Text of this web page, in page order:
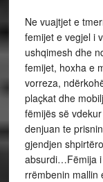
Ne vuajtjet e
femijet e vegjel i
ushqimesh dhe
femijet, hoxha e
vorreza,
plaçkat dhe
fëmijës së
denjuan te
gjendjen
absurdi…Fëmija i
rrëmbenin mallin